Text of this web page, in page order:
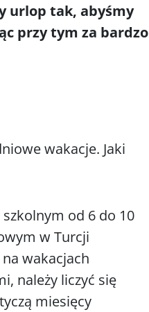
urlop tak, abyśmy
przy tym za bardzo
wakacje. Jaki
od 6 do 10
w Turcji
wakacjach
należy liczyć się
miesięcy